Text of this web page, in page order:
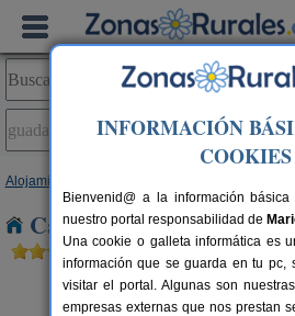
Alojamientos
Casas Rurales en
INFORMACIÓN
COOKIES
Bienvenid@ a la información
nuestro portal responsabilidad de
Una cookie o galleta informática es
información que se guarda en tu pc,
visitar el portal. Algunas son
empresas externas que nos prestan